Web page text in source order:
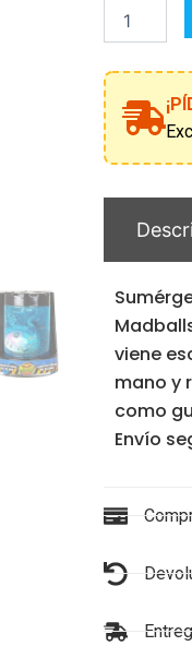
Slime
cantidad
viene
mano y
como
Envío